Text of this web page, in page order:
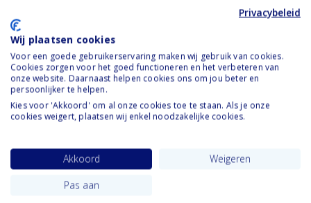
Eveline:
“"De methode van Uitelkaar.nl bood een
prettige structuur en een mooi overzicht over
wat en hoe te regelen. We kregen
zo goed en lang kennen, en heel veel
dezelfde ideeën en opvattingen hebben,
hoefden we alleen maar in te vullen. Dat
deden we samen en ieder voor zich."”
Privacybeleid
Wij plaatsen cookies
Voor een goede gebruikerservaring maken wij gebruik van cookies.
Cookies zorgen voor het goed functioneren en het verbeteren van
onze website. Daarnaast helpen cookies ons om jou beter en
persoonlijker te helpen.
Kies voor 'Akkoord' om al onze cookies toe te staan. Als je onze
cookies weigert, plaatsen wij enkel noodzakelijke cookies.
Akkoord
Weigeren
Pas aan